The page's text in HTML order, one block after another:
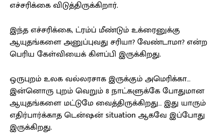
எச்சரிக்கை விடுத்திருக்கிறார்.
இந்த எச்சரிக்கை, ட்ரம்ப் மீண்டும் உக்ரைனுக்கு
ஆயுதங்களை அனுப்புவது சரியா? வேண்டாமா? என்ற
பெரிய கேள்வியைக் கிளப்பி இருக்கிறது.
ஒருபுறம் உலக வல்லரசாக இருக்கும் அமெரிக்கா…
இன்னொரு புறம் வெறும் 8 நாட்களுக்கே போதுமான
ஆயுதங்களை மட்டுமே வைத்திருக்கிறது… இது யாரும்
எதிர்பார்க்காத டென்ஷன் situation ஆகவே இப்போது
இருக்கிறது.